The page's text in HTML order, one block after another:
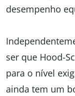
desempenho
ser que Hood-
para o nível
ainda tem um